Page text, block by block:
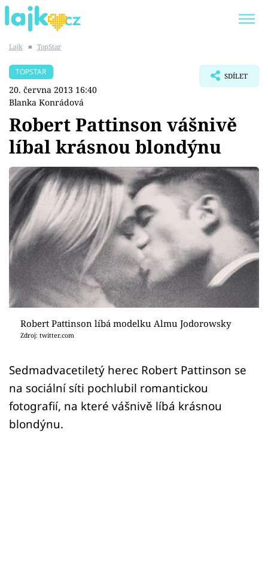
SHOPAHOLICADEL
Témata
Showbyznys
Youtubeři
Virály
Sex a vztahy
Videa
Sledujte prima+
Přihlášení
Sledujte nás
Lajk ■ TopStar
TOPSTAR
20. června 2013 16:40
Blanka Konrádová
SDÍLET
Robert Pattinson vášnivě
líbal krásnou blondýnu
Robert Pattinson líbá modelku Almu Jodorowsky
Zdroj: twitter.com
Sedmadvacetiletý herec Robert Pattinson se
na sociální síti pochlubil romantickou
fotografií, na které vášnivě líbá krásnou
blondýnu.